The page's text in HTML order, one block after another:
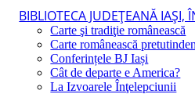
BIBLIOTECA JUDEŢEANĂ IAŞI,
Carte şi tradiţie românească
Carte românească
Conferințele BJ Iași
Cât de departe e America?
La Izvoarele Înţelepciunii